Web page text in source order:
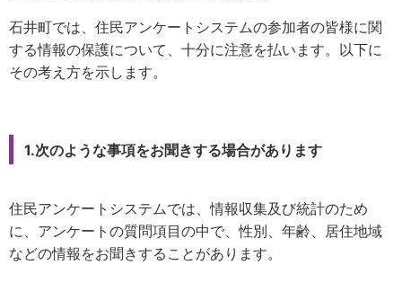
石井町では、住民アンケートシステムの参加者の皆様に関
する情報の保護について、十分に注意を払います。以下に
その考え方を示します。
1.次のような事項をお聞きする場合があります
住民アンケートシステムでは、情報収集及び統計のため
に、アンケートの質問項目の中で、性別、年齢、居住地域
などの情報をお聞きすることがあります。